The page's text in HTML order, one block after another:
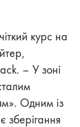
курс на
– У зоні
Одним із
зберігання